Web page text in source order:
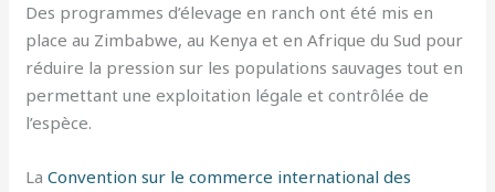
Des programmes d’élevage en ranch ont été mis en
place au Zimbabwe, au Kenya et en Afrique du Sud pour
réduire la pression sur les populations sauvages tout en
permettant une exploitation légale et contrôlée de
l’espèce.
LaConvention sur le commerce international des